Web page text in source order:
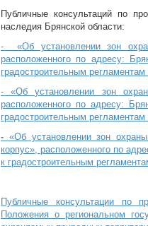
Публичные консультаций по
наследия Брянской области:
- «Об установлении зон
расположенного по адресу:
градостроительным регламентам
- «Об установлении зон
расположенного по адресу:
градостроительным регламентам
- «Об установлении зон охраны
корпус», расположенного по
к градостроительным
Публичные консультации по
Положения о региональном